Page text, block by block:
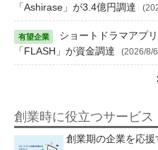
「Ashirase」が3.4億円調達
ショートドラマアプ
「FLASH」が資金調達
(2026/8/
創業時に役立つサービス
創業期の企業を応